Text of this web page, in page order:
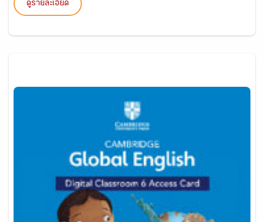
ดูรายละเอียด